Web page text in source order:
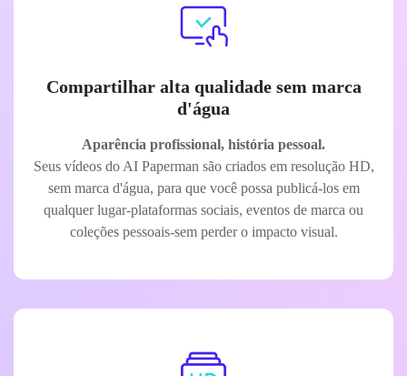
Compartilhar alta qualidade sem marca
d'água
Aparência profissional, história pessoal.
Seus vídeos do AI Paperman são criados em resolução HD,
sem marca d'água, para que você possa publicá-los em
qualquer lugar-plataformas sociais, eventos de marca ou
coleções pessoais-sem perder o impacto visual.